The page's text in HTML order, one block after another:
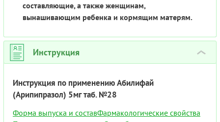
составляющие, а также женщинам,
вынашивающим ребенка и кормящим матерям.
Инструкция ›
Инструкция по применению Абилифай
(Арипипразол) 5мг таб. №28
Форма выпуска и составФармакологические свойства